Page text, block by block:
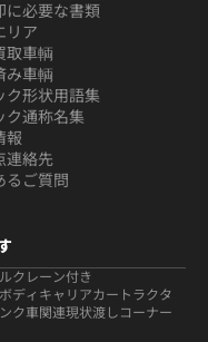
に必要な書類
リア
取車輌
み車輌
ク形状用語集
ク通称名集
報
連絡先
るご質問
クレーン付き
ディ キャリアカー トラクタ
ク車関連現状渡しコーナー